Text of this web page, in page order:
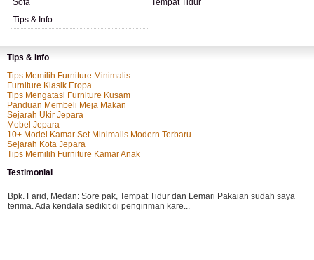
Sofa
Tempat Tidur
Tips & Info
Tips & Info
Tips Memilih Furniture Minimalis
Furniture Klasik Eropa
Tips Mengatasi Furniture Kusam
Panduan Membeli Meja Makan
Sejarah Ukir Jepara
Mebel Jepara
10+ Model Kamar Set Minimalis Modern Terbaru
Sejarah Kota Jepara
Tips Memilih Furniture Kamar Anak
Testimonial
Bpk. Farid, Medan: Sore pak, Tempat Tidur dan Lemari Pakaian sudah saya
terima. Ada kendala sedikit di pengiriman kare...